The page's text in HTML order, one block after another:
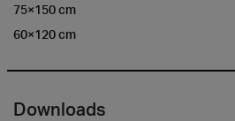
75×150 cm
60×120 cm
Downloads